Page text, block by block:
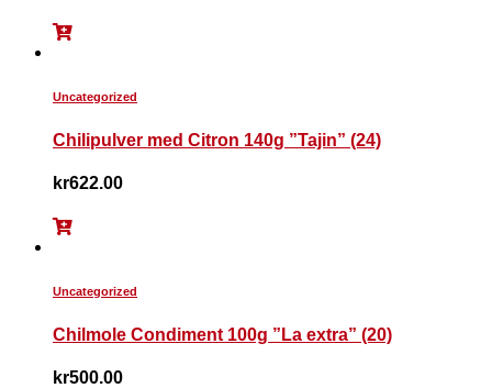
Uncategorized
Chilipulver med Citron 140g ”Tajin” (24)
kr622.00
Uncategorized
Chilmole Condiment 100g ”La extra” (20)
kr500.00